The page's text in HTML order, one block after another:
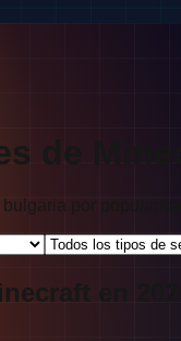
de
por
en 2026